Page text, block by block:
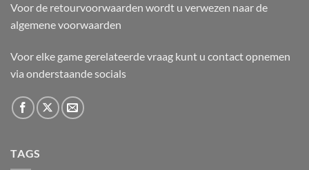
Voor de retourvoorwaarden wordt u verwezen naar de
algemene voorwaarden
Voor elke game gerelateerde vraag kunt u contact opnemen
via onderstaande socials
TAGS